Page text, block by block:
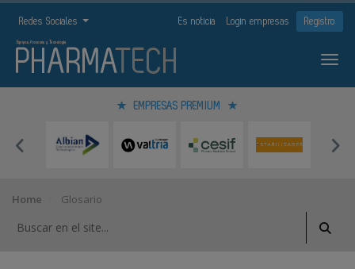
Redes Sociales Es noticia Login empresas Registro
EMPRESAS PREMIUM
Home Glosario